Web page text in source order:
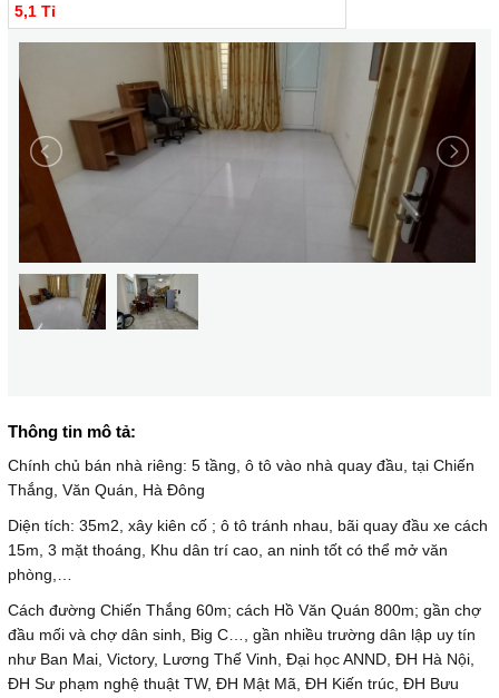
5,1 Tỉ
Thông tin mô tả:
Chính chủ bán nhà riêng: 5 tầng, ô tô vào nhà quay đầu, tại Chiến
Thắng, Văn Quán, Hà Đông
Diện tích: 35m2, xây kiên cố ; ô tô tránh nhau, bãi quay đầu xe cách
15m, 3 mặt thoáng, Khu dân trí cao, an ninh tốt có thể mở văn
phòng,…
Cách đường Chiến Thắng 60m; cách Hồ Văn Quán 800m; gần chợ
đầu mối và chợ dân sinh, Big C…, gần nhiều trường dân lập uy tín
như Ban Mai, Victory, Lương Thế Vinh, Đại học ANND, ĐH Hà Nội,
ĐH Sư phạm nghệ thuật TW, ĐH Mật Mã, ĐH Kiến trúc, ĐH Bưu